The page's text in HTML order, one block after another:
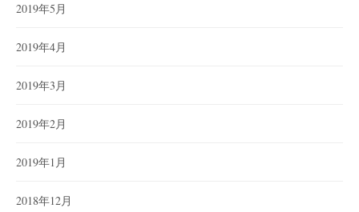
2019年5月
2019年4月
2019年3月
2019年2月
2019年1月
2018年12月